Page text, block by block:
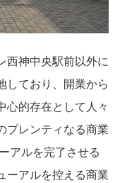
西神中央駅前以外に
しており、開業から
心的存在として人々
プレンティなる商業
アルを完了させる
ーアルを控える商業